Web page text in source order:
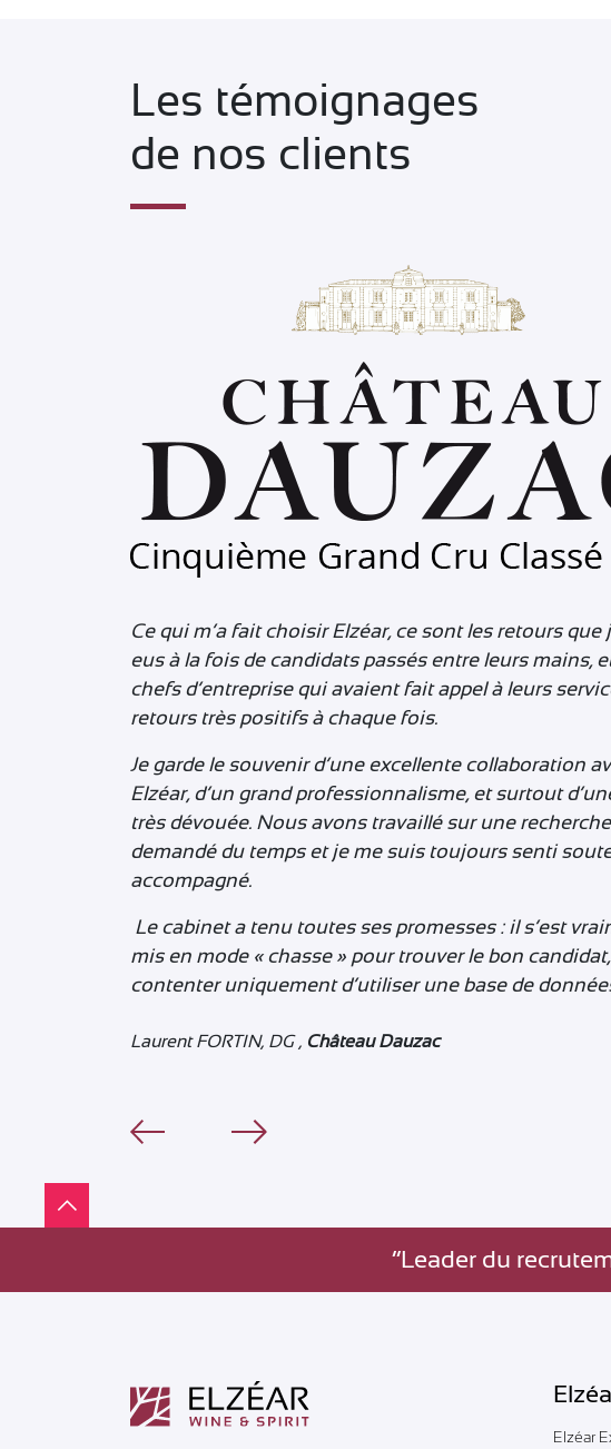
Les témoignages
de nos clients
Ce qui m’a fait choisir Elzéar, ce sont les retours que
eus à la fois de candidats passés entre leurs mains,
chefs d’entreprise qui avaient fait appel à leurs
retours très positifs à chaque fois.
Je garde le souvenir d’une excellente collaboration
Elzéar, d’un grand professionnalisme, et surtout
très dévouée. Nous avons travaillé sur une
demandé du temps et je me suis toujours senti
accompagné.
Le cabinet a tenu toutes ses promesses : il s’est
mis en mode « chasse » pour trouver le bon
contenter uniquement d’utiliser une base de
Laurent FORTIN, DG , Château Dauzac
”Leader du
Elzéar